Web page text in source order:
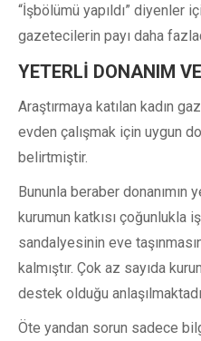
“İşbölümü yapıldı” diyenler
gazetecilerin payı daha
YETERLİ DONANIM
Araştırmaya katılan kadın
evden çalışmak için uygun
belirtmiştir.
Bununla beraber donanımın
kurumun katkısı çoğunlukla
sandalyesinin eve
kalmıştır. Çok az sayıda
destek olduğu
Öte yandan sorun sadece